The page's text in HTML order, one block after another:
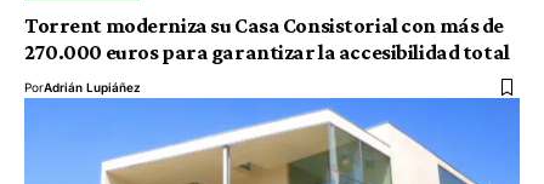
Torrent moderniza su Casa Consistorial con más de
270.000 euros para garantizar la accesibilidad total
PorAdrián Lupiáñez